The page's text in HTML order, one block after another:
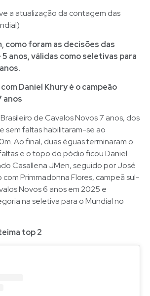
a atualização da contagem das
como foram as decisões das
5 anos, válidas como seletivas para
Daniel Khury é o campeão
anos
de Cavalos Novos 7 anos, dos
sem faltas habilitaram-se ao
Ao final, duas éguas terminaram o
e o topo do pódio ficou Daniel
Casallena JMen, seguido por José
Primmadonna Flores, campeã sul-
Novos 6 anos em 2025 e
na seletiva para o Mundial no
top 2